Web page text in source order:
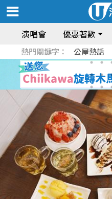
演唱會 優惠著數
熱門關鍵字： 公屋熱話